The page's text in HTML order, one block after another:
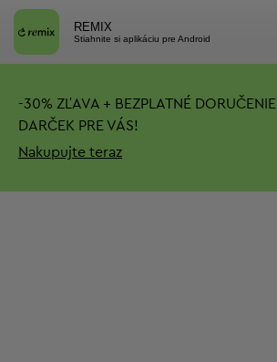
REMIX
Stiahnite si aplikáciu pre Android
-30% ZĽAVA + BEZPLATNÉ DORUČENIE
DARČEK PRE VÁS!
Nakupujte teraz